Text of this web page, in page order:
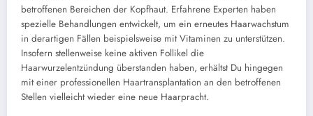
betroffenen Bereichen der Kopfhaut. Erfahrene Experten haben
spezielle Behandlungen entwickelt, um ein erneutes Haarwachstum
in derartigen Fällen beispielsweise mit Vitaminen zu unterstützen.
Insofern stellenweise keine aktiven Follikel die
Haarwurzelentzündung überstanden haben, erhältst Du hingegen
mit einer professionellen Haartransplantation an den betroffenen
Stellen vielleicht wieder eine neue Haarpracht.